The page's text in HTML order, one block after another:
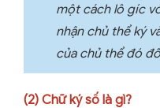
một cách lô gíc
nhận chủ thể ký
của chủ thể đó
(2) Chữ ký số là gì?